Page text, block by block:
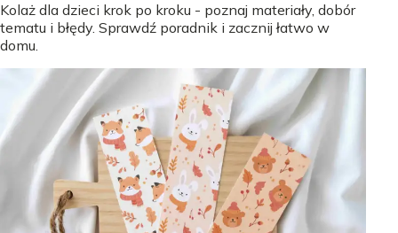
Kolaż dla dzieci krok po kroku - poznaj materiały, dobór
tematu i błędy. Sprawdź poradnik i zacznij łatwo w
domu.